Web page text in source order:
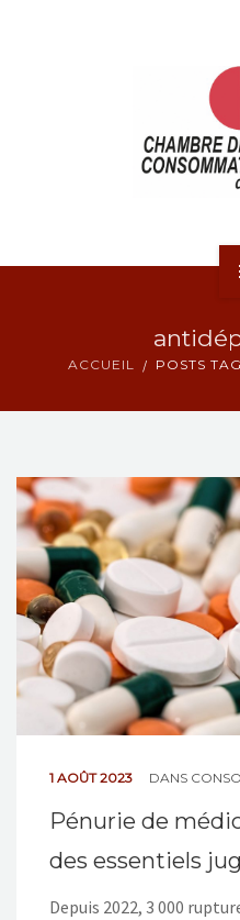
NOS ACTIONS
CONTACT
ACCUEIL POSTS
1 AOÛT 2023 DANS
Pénurie de
des essentiels
Depuis 2022, 3 000